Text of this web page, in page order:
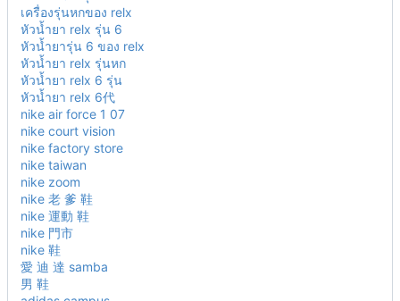
เครื่องรุ่นหกของ relx
หัวน้ำยา relx รุ่น 6
หัวน้ำยารุ่น 6 ของ relx
หัวน้ำยา relx รุ่นหก
หัวน้ำยา relx 6 รุ่น
หัวน้ำยา relx 6代
nike air force 1 07
nike court vision
nike factory store
nike taiwan
nike zoom
nike 老 爹 鞋
nike 運動 鞋
nike 門市
nike 鞋
愛 迪 達 samba
男 鞋